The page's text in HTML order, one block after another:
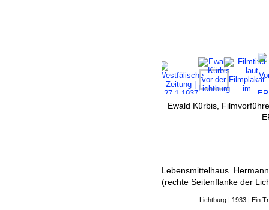
Ewald Kürbis,
Lebensmittelhaus
(rechte Seitenflanke der
Lichtburg | 1933 | Ein